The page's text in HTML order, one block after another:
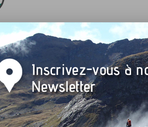
de montagne
gratuits Randonnées accompagnées